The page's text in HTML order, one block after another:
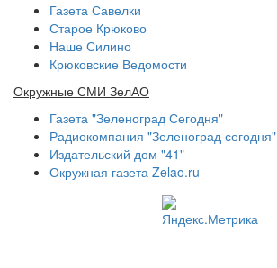
Газета Савелки
Старое Крюково
Наше Силино
Крюковские Ведомости
Окружные СМИ ЗелАО
Газета "Зеленоград Сегодня"
Радиокомпания "Зеленоград сегодня"
Издательский дом "41"
Окружная газета Zelao.ru